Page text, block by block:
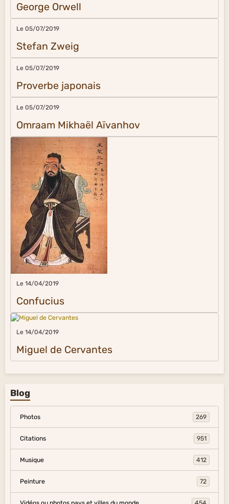
George Orwell
Le 05/07/2019
Stefan Zweig
Le 05/07/2019
Proverbe japonais
Le 05/07/2019
Omraam Mikhaël Aïvanhov
Le 14/04/2019
Confucius
Le 14/04/2019
Miguel de Cervantes
Blog
Photos 269
Citations 951
Musique 412
Peinture 72